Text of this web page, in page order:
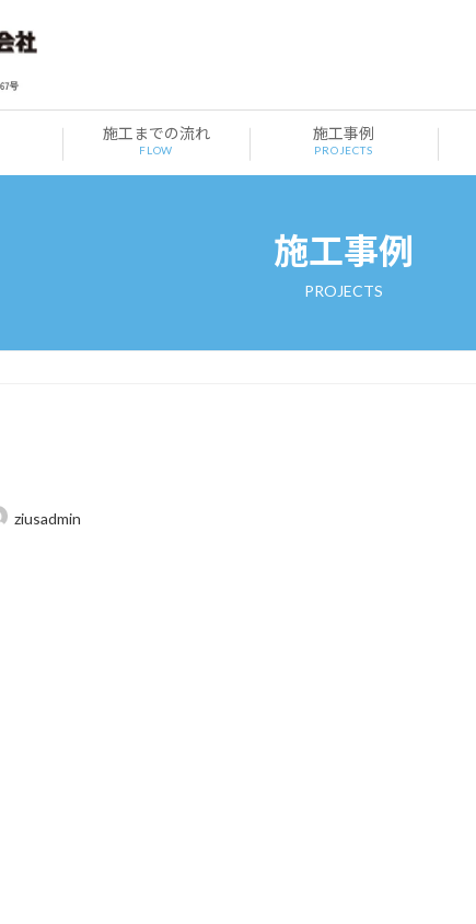
施工までの流れ
FLOW
施工事例
PROJECTS
施工事例
PROJECTS
ziusadmin